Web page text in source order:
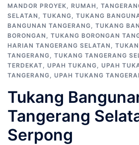
MANDOR PROYEK, RUMAH ,
SELATAN , TUKANG, TUKANG
BANGUNAN TANGERANG, TUKANG
BORONGAN , TUKANG BORONGAN
HARIAN TANGERANG SELATAN ,
TANGERANG, TUKANG TANGERANG
TERDEKAT, UPAH TUKANG, UPAH
TANGERANG, UPAH TUKANG
Tukang
Tangerang
Serpong